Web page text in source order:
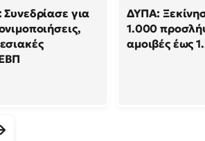
για
ΔΥΠΑ:
1.000
αμοιβές έως